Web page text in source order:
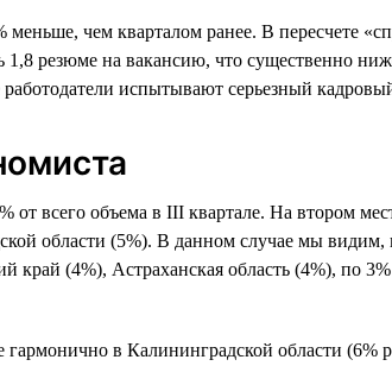
меньше, чем кварталом ранее. В пересчете
1,8 резюме на вакансию, что существенно
испытывают серьезный
всего объема в III квартале. На втором
области (5%). В данном случае мы видим,
(4%), Астраханская область (4%), по
в Калининградской области (6%